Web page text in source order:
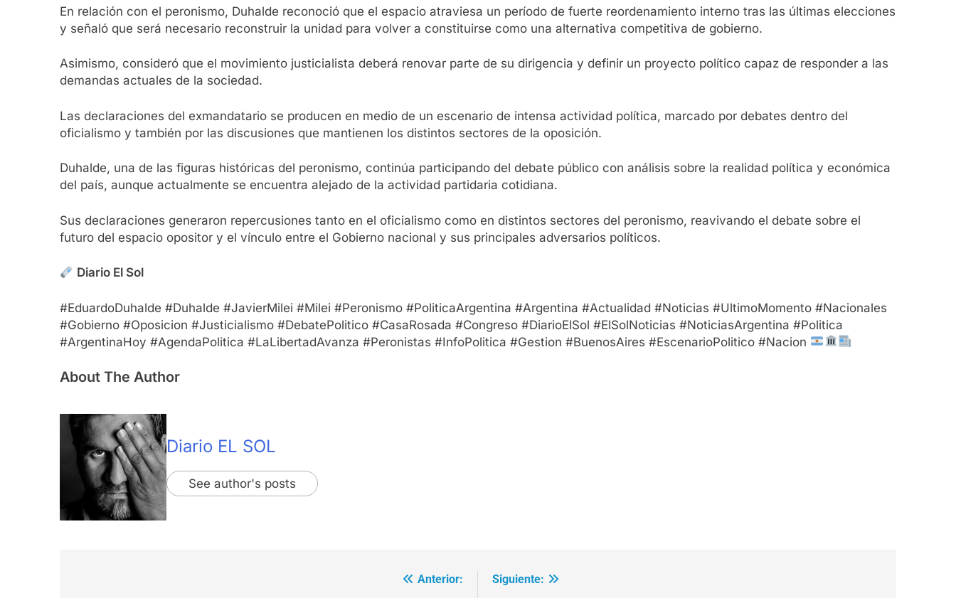
En relación con el peronismo, Duhalde reconoció que el espacio atraviesa un período de fuerte reordenamiento interno tras las últimas elecciones
y señaló que será necesario reconstruir la unidad para volver a constituirse como una alternativa competitiva de gobierno.
Asimismo, consideró que el movimiento justicialista deberá renovar parte de su dirigencia y definir un proyecto político capaz de responder a las
demandas actuales de la sociedad.
Las declaraciones del exmandatario se producen en medio de un escenario de intensa actividad política, marcado por debates dentro del
oficialismo y también por las discusiones que mantienen los distintos sectores de la oposición.
Duhalde, una de las figuras históricas del peronismo, continúa participando del debate público con análisis sobre la realidad política y económica
del país, aunque actualmente se encuentra alejado de la actividad partidaria cotidiana.
Sus declaraciones generaron repercusiones tanto en el oficialismo como en distintos sectores del peronismo, reavivando el debate sobre el
futuro del espacio opositor y el vínculo entre el Gobierno nacional y sus principales adversarios políticos.
Diario El Sol
#EduardoDuhalde #Duhalde #JavierMilei #Milei #Peronismo #PoliticaArgentina #Argentina #Actualidad #Noticias #UltimoMomento #Nacionales
#Gobierno #Oposicion #Justicialismo #DebatePolitico #CasaRosada #Congreso #DiarioElSol #ElSolNoticias #NoticiasArgentina #Politica
#ArgentinaHoy #AgendaPolitica #LaLibertadAvanza #Peronistas #InfoPolitica #Gestion #BuenosAires #EscenarioPolitico #Nacion
About The Author
Diario EL SOL
See author's posts
Anterior:
Siguiente: